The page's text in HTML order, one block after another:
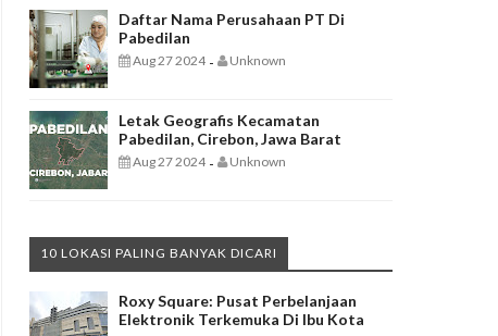
Daftar Nama Perusahaan PT Di
Pabedilan
Aug 27 2024 - Unknown
Letak Geografis Kecamatan
Pabedilan, Cirebon, Jawa Barat
Aug 27 2024 - Unknown
10 LOKASI PALING BANYAK DICARI
Roxy Square: Pusat Perbelanjaan
Elektronik Terkemuka Di Ibu Kota